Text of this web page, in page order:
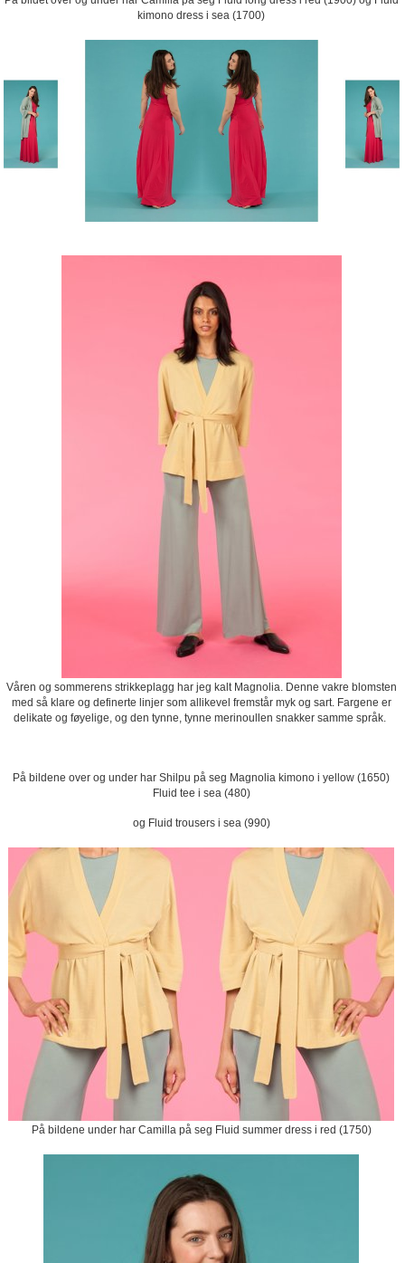
kimono dress i sea (1700)
Våren og sommerens strikkeplagg har jeg kalt Magnolia. Denne vakre blomsten
med så klare og definerte linjer som allikevel fremstår myk og sart. Fargene er
delikate og føyelige, og den tynne, tynne merinoullen snakker samme språk.
På bildene over og under har Shilpu på seg Magnolia kimono i yellow (1650)
Fluid tee i sea (480)
og Fluid trousers i sea (990)
På bildene under har Camilla på seg Fluid summer dress i red (1750)